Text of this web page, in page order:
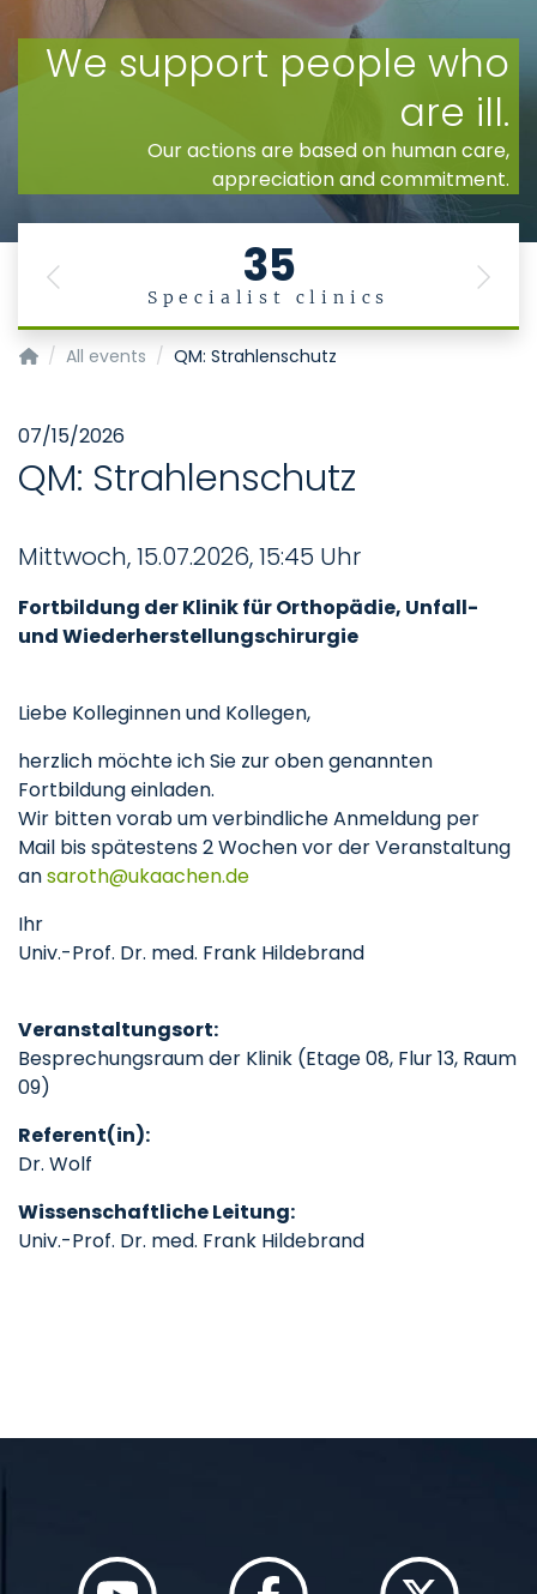
35
Specialist clinics
Previous Next
Homepage of Uniklinik RWTH Aachen
All events QM: Strahlenschutz
07/15/2026
QM: Strahlenschutz
Mittwoch, 15.07.2026, 15:45 Uhr
Fortbildung der Klinik für Orthopädie, Unfall-
und Wiederherstellungschirurgie
Liebe Kolleginnen und Kollegen,
herzlich möchte ich Sie zur oben genannten
Fortbildung einladen.
Wir bitten vorab um verbindliche Anmeldung per
Mail bis spätestens 2 Wochen vor der Veranstaltung
ansaroth ukaachende
Ihr
Univ.-Prof. Dr. med. Frank Hildebrand
Veranstaltungsort:
Besprechungsraum der Klinik (Etage 08, Flur 13, Raum
09)
Referent(in):
Dr. Wolf
Wissenschaftliche Leitung:
Univ.-Prof. Dr. med. Frank Hildebrand